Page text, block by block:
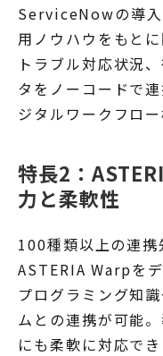
ServiceNowの導入
用ノウハウをもと
トラブル対応状況
タをノーコードで
ジタルワークフロー
特長2：
力と柔軟性
100種類以上の連
ASTERIA Warpを
プログラミング知
ムとの連携が可能
にも柔軟に対応でき